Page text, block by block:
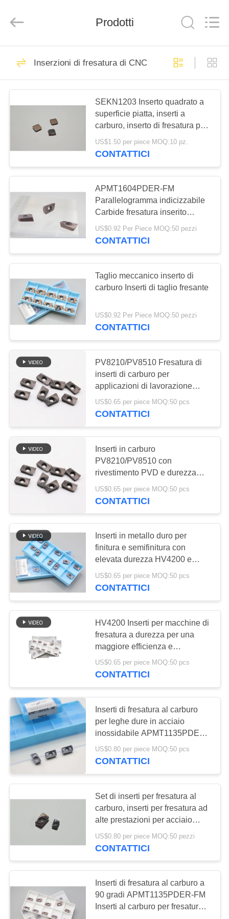
CASA.
PRODOTTI
SU
DI
VISITA
ALLA
FABBRICA
CATALOGO
CONTATTACI
NOTIZIE
CHIEDI UN
PREVENTIVO
MAPPA
DEL
SITO
POLITICA
SULLA
PRIVACY
Advanced
Materials
Rights
inserzioni di
tornitura del cermet
272
Inserzioni di giro del
carburo
166
Inserzioni di
fresatura di CNC
CNC che scanala le
inserzioni
30
Inserzioni del
cuscinetto del
cermet
Inserzioni del
trapano di U
Strumenti di taglio
solidi
Mole del diamante
Prodotti
Inserzioni di fresatura di CNC
SEKN1203 Inserto quadrato a
superficie piatta, inserti a
carburo, inserto di fresatura per
l'elaborazione di acciaio in lega
dura, acciaio inossidabile
US$1.50 per piece MOQ:10 pz.
CONTATTICI
APMT1604PDER-FM
Parallelogramma indicizzabile
Carbide fresatura inserito
Carbide fresatura tagliatore
Carbide inserito CNC fresatura
US$0.92 Per Piece MOQ:50 pezzi
CONTATTICI
Taglio meccanico inserto di
carburo Inserti di taglio fresante
US$0.92 Per Piece MOQ:50 pezzi
CONTATTICI
PV8210/PV8510 Fresatura di
inserti di carburo per
applicazioni di lavorazione
dell'acciaio inossidabile
US$0.65 per piece MOQ:50 pcs
CONTATTICI
Inserti in carburo
PV8210/PV8510 con
rivestimento PVD e durezza
HV4200 per una durata
eccezionale
US$0.65 per piece MOQ:50 pcs
CONTATTICI
Inserti in metallo duro per
finitura e semifinitura con
elevata durezza HV4200 e
grado PV8210/PV8510
US$0.65 per piece MOQ:50 pcs
CONTATTICI
HV4200 Inserti per macchine di
fresatura a durezza per una
maggiore efficienza e
precisione
US$0.65 per piece MOQ:50 pcs
CONTATTICI
Inserti di fresatura al carburo
per leghe dure in acciaio
inossidabile APMT1135PDER-
M2 APMT1604PDER-M2
US$0.80 per piece MOQ:50 pcs
CONTATTICI
Set di inserti per fresatura al
carburo, inserti per fresatura ad
alte prestazioni per acciaio
inossidabile e leghe dure
APMT1604PDER-FM
US$0.80 per piece MOQ:50 pezzi
CONTATTICI
Inserti di fresatura al carburo a
90 gradi APMT1135PDER-FM
Inserti al carburo per fresatura